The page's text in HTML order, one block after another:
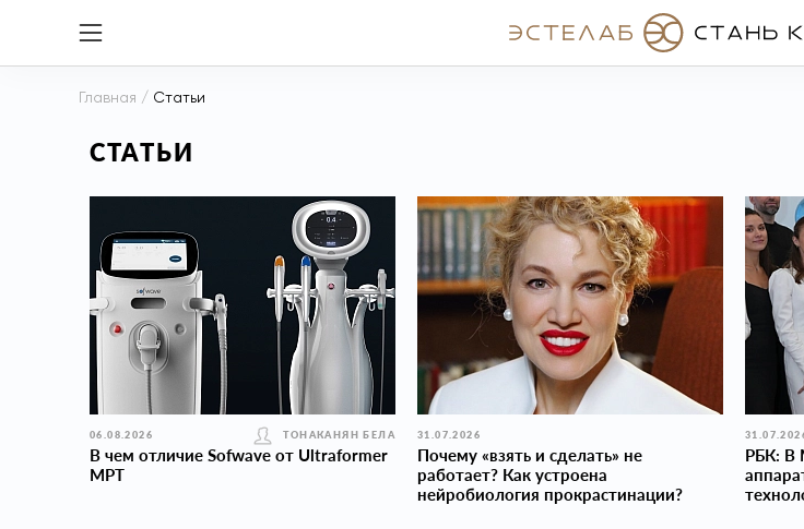
Главная / Статьи
СТАТЬИ
06.08.2026 ТОНАКАНЯН БЕЛА
В чем отличие Sofwave от Ultraformer
MPT
31.07.2026
Почему «взять и сделать» не
работает? Как устроена
нейробиология прокраcтинации?
РБК: В